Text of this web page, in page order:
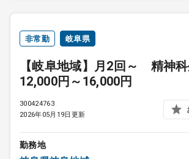
非常勤 岐阜県
【岐阜地域】月2回～ 精神
12,000円～16,000円
300424763
2026年05月19日更新
勤務地